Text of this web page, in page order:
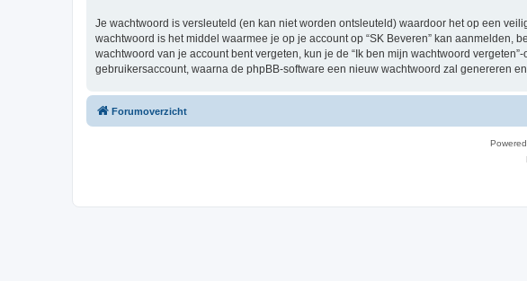
Je wachtwoord is versleuteld (en kan niet worden ontsleuteld) waardoor het op een
wachtwoord is het middel waarmee je op je account op “SK Beveren” kan aanmelden,
wachtwoord van je account bent vergeten, kun je de “Ik ben mijn wachtwoord
gebruikersaccount, waarna de phpBB-software een nieuw wachtwoord zal genereren
Forumoverzicht